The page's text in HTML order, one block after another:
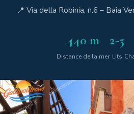
📍 Via della Robinia, n.6 – Baia
440 m
Distance de la mer
2-5
Lits